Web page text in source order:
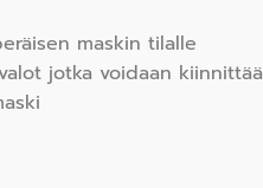
maskin tilalle
jotka voidaan